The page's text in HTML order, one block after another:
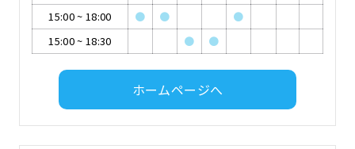
15:00~ 18:00 ● ●
●
15:00~ 18:30 ● ●
ホームページへ